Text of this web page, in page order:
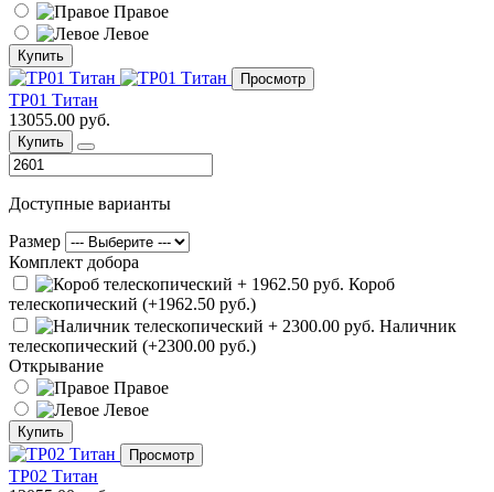
Правое
Левое
Купить
Просмотр
ТР01 Титан
13055.00 руб.
Купить
Доступные варианты
Размер
Комплект добора
Короб
телескопический (+1962.50 руб.)
Наличник
телескопический (+2300.00 руб.)
Открывание
Правое
Левое
Купить
Просмотр
ТР02 Титан